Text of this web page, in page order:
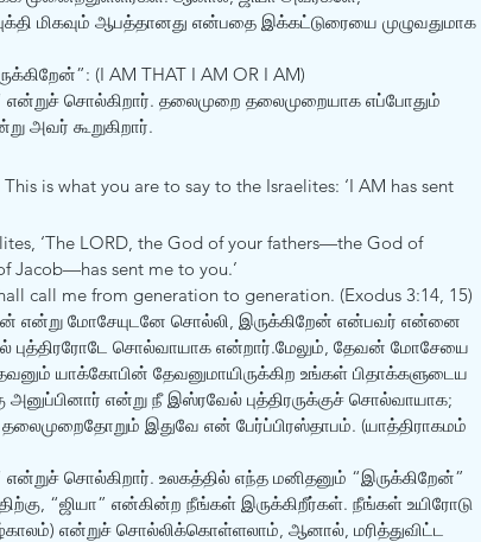
மிகவும் ஆபத்தானது என்பதை இக்கட்டுரையை முழுவதுமாக
(I AM THAT I AM OR I AM)
சொல்கிறார். தலைமுறை தலைமுறையாக எப்போதும்
அவர் கூறுகிறார்.
is what you are to say to the Israelites: ‘I AM has sent
‘The LORD, the God of your fathers—the God of
Jacob—has sent me to you.’
call me from generation to generation. (Exodus 3:14, 15)
என்று மோசேயுடனே சொல்லி, இருக்கிறேன் என்பவர் என்னை
புத்திரரோடே சொல்வாயாக என்றார்.மேலும், தேவன் மோசேயை
யாக்கோபின் தேவனுமாயிருக்கிற உங்கள் பிதாக்களுடைய
என்று நீ இஸ்ரவேல் புத்திரருக்குச் சொல்வாயாக;
இதுவே என் பேர்ப்பிரஸ்தாபம். (யாத்திராகமம்
சொல்கிறார். உலகத்தில் எந்த மனிதனும் “இருக்கிறேன்”
“ஜியா” என்கின்ற நீங்கள் இருக்கிறீர்கள். நீங்கள் உயிரோடு
என்றுச் சொல்லிக்கொள்ளலாம், ஆனால், மரித்துவிட்ட